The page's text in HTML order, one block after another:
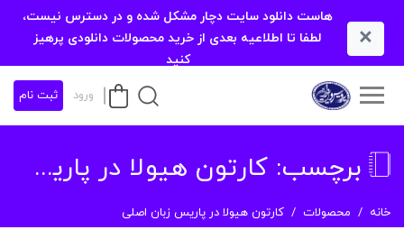
×
هاست دانلود سایت دچار مشکل شده و در دسترس نیست،
لطفا تا اطلاعیه بعدی از خرید محصولات دانلودی پرهیز
کنید
ورود ثبت نام
برچسب: کارتون هیولا در پاریس زبان اصلی
خانه محصولات کارتون هیولا در پاریس زبان اصلی